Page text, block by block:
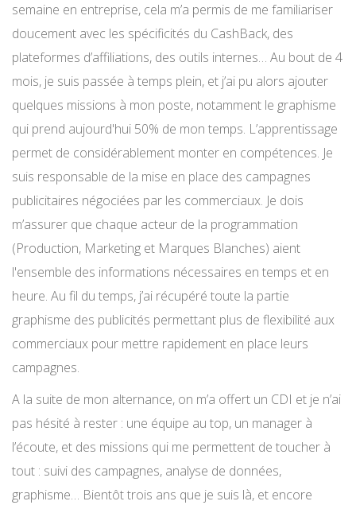
semaine en entreprise, cela m’a permis de me familiariser
doucement avec les spécificités du CashBack, des
plateformes d’affiliations, des outils internes… Au bout de 4
mois, je suis passée à temps plein, et j’ai pu alors ajouter
quelques missions à mon poste, notamment le graphisme
qui prend aujourd'hui 50% de mon temps. L’apprentissage
permet de considérablement monter en compétences. Je
suis responsable de la mise en place des campagnes
publicitaires négociées par les commerciaux. Je dois
m’assurer que chaque acteur de la programmation
(Production, Marketing et Marques Blanches) aient
l'ensemble des informations nécessaires en temps et en
heure. Au fil du temps, j’ai récupéré toute la partie
graphisme des publicités permettant plus de flexibilité aux
commerciaux pour mettre rapidement en place leurs
campagnes.
A la suite de mon alternance, on m’a offert un CDI et je n’ai
pas hésité à rester : une équipe au top, un manager à
l’écoute, et des missions qui me permettent de toucher à
tout : suivi des campagnes, analyse de données,
graphisme… Bientôt trois ans que je suis là, et encore